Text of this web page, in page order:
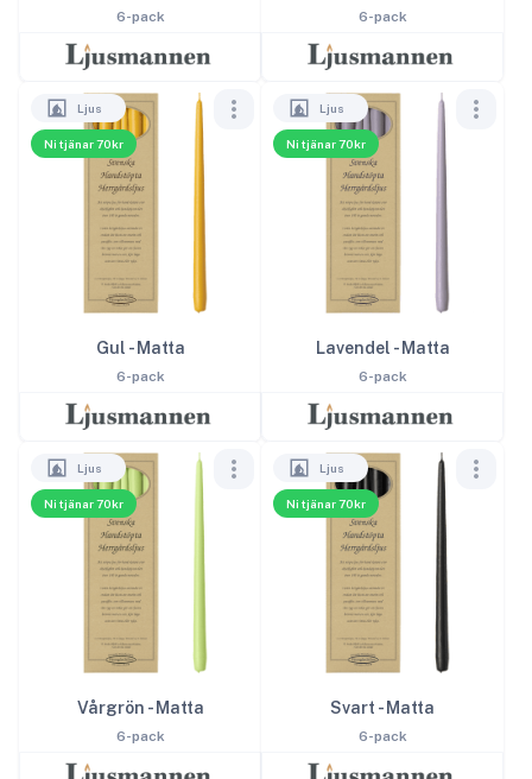
6-pack 6-pack
Ni tjänar 70kr
Ljus
Gul - Matta
6-pack
Ni tjänar 70kr
Ljus
Lavendel - Matta
6-pack
Ni tjänar 70kr
Ljus
Vårgrön - Matta
6-pack
Ni tjänar 70kr
Ljus
Svart - Matta
6-pack